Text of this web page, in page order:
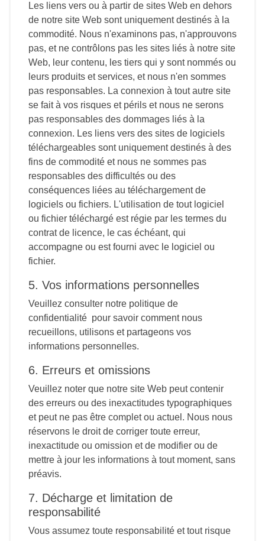
Les liens vers ou à partir de sites Web en dehors
de notre site Web sont uniquement destinés à la
commodité. Nous n'examinons pas, n'approuvons
pas, et ne contrôlons pas les sites liés à notre site
Web, leur contenu, les tiers qui y sont nommés ou
leurs produits et services, et nous n'en sommes
pas responsables. La connexion à tout autre site
se fait à vos risques et périls et nous ne serons
pas responsables des dommages liés à la
connexion. Les liens vers des sites de logiciels
téléchargeables sont uniquement destinés à des
fins de commodité et nous ne sommes pas
responsables des difficultés ou des
conséquences liées au téléchargement de
logiciels ou fichiers. L'utilisation de tout logiciel
ou fichier téléchargé est régie par les termes du
contrat de licence, le cas échéant, qui
accompagne ou est fourni avec le logiciel ou
fichier.
5. Vos informations personnelles
Veuillez consulter notre politique de
confidentialité pour savoir comment nous
recueillons, utilisons et partageons vos
informations personnelles.
6. Erreurs et omissions
Veuillez noter que notre site Web peut contenir
des erreurs ou des inexactitudes typographiques
et peut ne pas être complet ou actuel. Nous nous
réservons le droit de corriger toute erreur,
inexactitude ou omission et de modifier ou de
mettre à jour les informations à tout moment, sans
préavis.
7. Décharge et limitation de
responsabilité
Vous assumez toute responsabilité et tout risque